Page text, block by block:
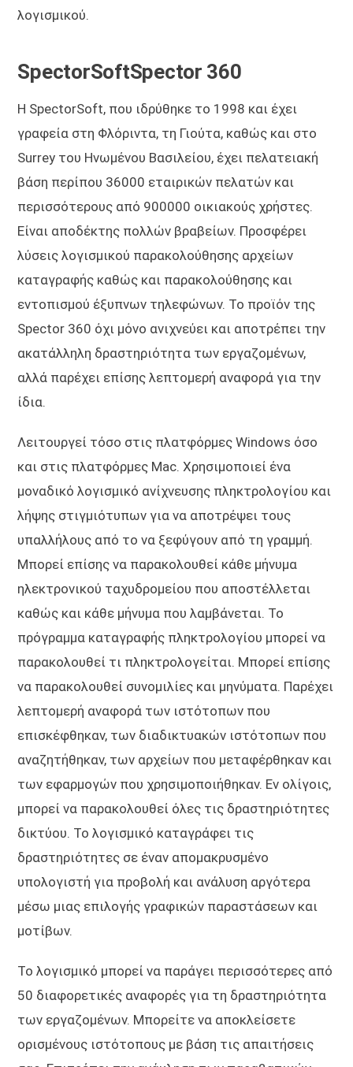
λογισμικού.
SpectorSoftSpector 360
Η SpectorSoft, που ιδρύθηκε το 1998 και έχει
γραφεία στη Φλόριντα, τη Γιούτα, καθώς και στο
Surrey του Ηνωμένου Βασιλείου, έχει πελατειακή
βάση περίπου 36000 εταιρικών πελατών και
περισσότερους από 900000 οικιακούς χρήστες.
Είναι αποδέκτης πολλών βραβείων. Προσφέρει
λύσεις λογισμικού παρακολούθησης αρχείων
καταγραφής καθώς και παρακολούθησης και
εντοπισμού έξυπνων τηλεφώνων. Το προϊόν της
Spector 360 όχι μόνο ανιχνεύει και αποτρέπει την
ακατάλληλη δραστηριότητα των εργαζομένων,
αλλά παρέχει επίσης λεπτομερή αναφορά για την
ίδια.
Λειτουργεί τόσο στις πλατφόρμες Windows όσο
και στις πλατφόρμες Mac. Χρησιμοποιεί ένα
μοναδικό λογισμικό ανίχνευσης πληκτρολογίου και
λήψης στιγμιότυπων για να αποτρέψει τους
υπαλλήλους από το να ξεφύγουν από τη γραμμή.
Μπορεί επίσης να παρακολουθεί κάθε μήνυμα
ηλεκτρονικού ταχυδρομείου που αποστέλλεται
καθώς και κάθε μήνυμα που λαμβάνεται. Το
πρόγραμμα καταγραφής πληκτρολογίου μπορεί να
παρακολουθεί τι πληκτρολογείται. Μπορεί επίσης
να παρακολουθεί συνομιλίες και μηνύματα. Παρέχει
λεπτομερή αναφορά των ιστότοπων που
επισκέφθηκαν, των διαδικτυακών ιστότοπων που
αναζητήθηκαν, των αρχείων που μεταφέρθηκαν και
των εφαρμογών που χρησιμοποιήθηκαν. Εν ολίγοις,
μπορεί να παρακολουθεί όλες τις δραστηριότητες
δικτύου. Το λογισμικό καταγράφει τις
δραστηριότητες σε έναν απομακρυσμένο
υπολογιστή για προβολή και ανάλυση αργότερα
μέσω μιας επιλογής γραφικών παραστάσεων και
μοτίβων.
Το λογισμικό μπορεί να παράγει περισσότερες από
50 διαφορετικές αναφορές για τη δραστηριότητα
των εργαζομένων. Μπορείτε να αποκλείσετε
ορισμένους ιστότοπους με βάση τις απαιτήσεις